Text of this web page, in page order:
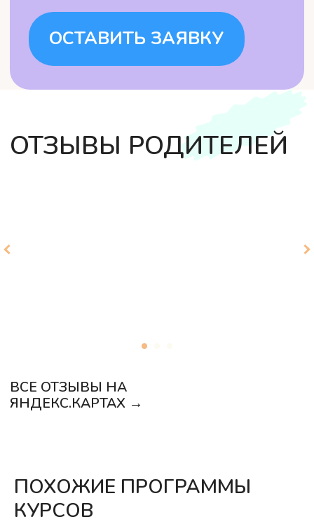
ПОХОЖИЕ ПРОГРАММЫ
КУРСОВ